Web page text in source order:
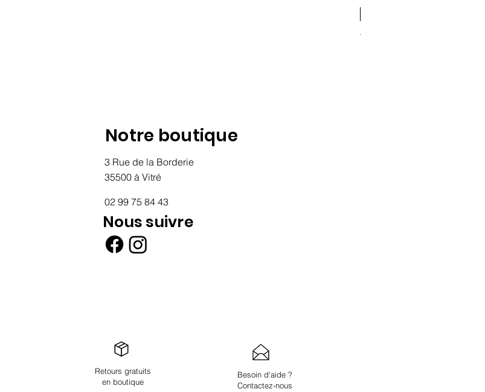
Antigel Simply Perfect
Notre boutique
3 Rue de la Borderie
35500 à Vitré
02 99 75 84 43
Nous suivre
Retours gratuits
en boutique
Besoin d'aide ?
Contactez-nous